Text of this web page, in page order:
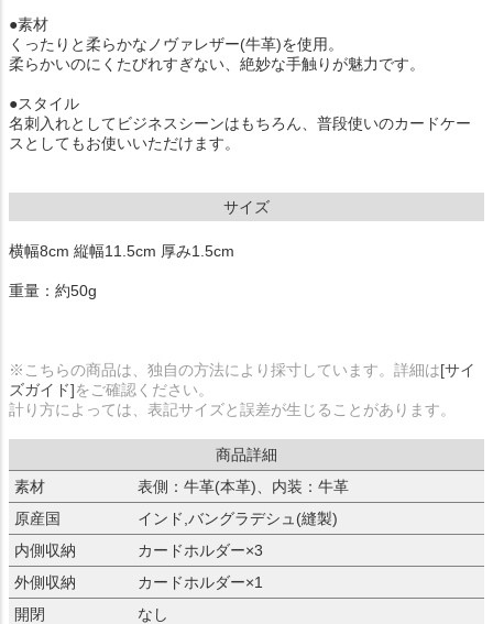
●素材
くったりと柔らかなノヴァレザー(牛革)を使用。
柔らかいのにくたびれすぎない、絶妙な手触りが魅力です。
●スタイル
名刺入れとしてビジネスシーンはもちろん、普段使いのカードケー
スとしてもお使いいただけます。
サイズ
横幅8cm 縦幅11.5cm 厚み1.5cm
重量：約50g
※こちらの商品は、独自の方法により採寸しています。詳細は[サイ
ズガイド]をご確認ください。
計り方によっては、表記サイズと誤差が生じることがあります。
商品詳細
素材
表側：牛革(本革)、内装：牛革
原産国
インド,バングラデシュ(縫製)
内側収納
カードホルダー×3
外側収納
カードホルダー×1
開閉
なし